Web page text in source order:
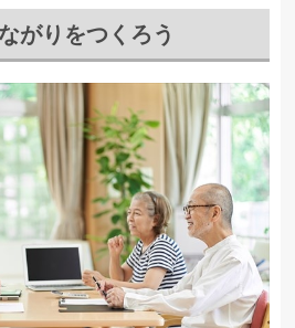
がりをつくろう